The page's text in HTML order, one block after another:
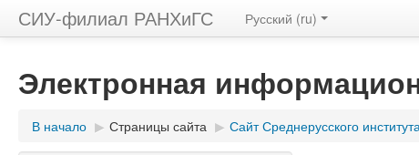
СИУ-филиал РАНХиГС Русский (ru)
Электронная
В начало ▶ Страницы сайта ▶ Сайт Среднерусского